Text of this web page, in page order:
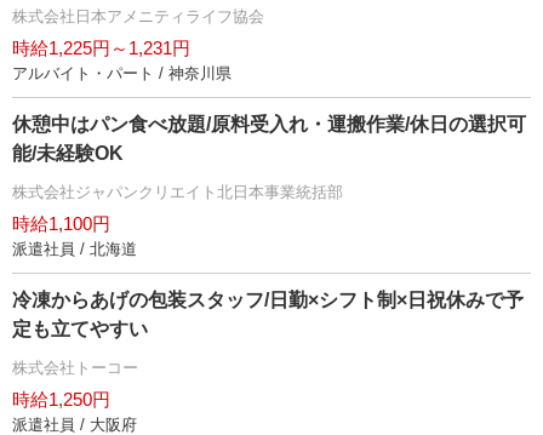
株式会社日本アメニティライフ協会
時給1,225円～1,231円
アルバイト・パート / 神奈川県
休憩中はパン食べ放題/原料受入れ・運搬作業/休日の選択可
能/未経験OK
株式会社ジャパンクリエイト北日本事業統括部
時給1,100円
派遣社員 / 北海道
冷凍からあげの包装スタッフ/日勤×シフト制×日祝休みで予
定も立てやすい
株式会社トーコー
時給1,250円
派遣社員 / 大阪府